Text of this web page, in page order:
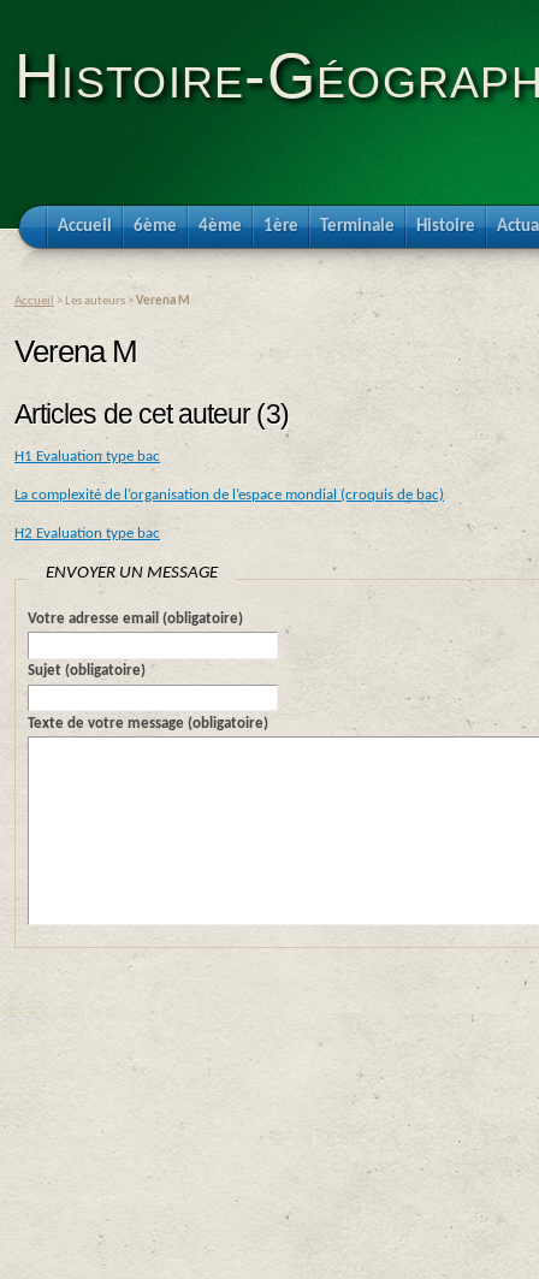
Histoire-
Accueil 6ème 4ème 1ère Terminale Histoire
Accueil > Les auteurs >Verena M
Verena M
Articles de cet auteur (3)
H1 Evaluation type bac
La complexité de l’organisation de l’espace mondial (croquis de bac)
H2 Evaluation type bac
ENVOYER UN MESSAGE
Votre adresse email (obligatoire)
Sujet (obligatoire)
Texte de votre message (obligatoire)